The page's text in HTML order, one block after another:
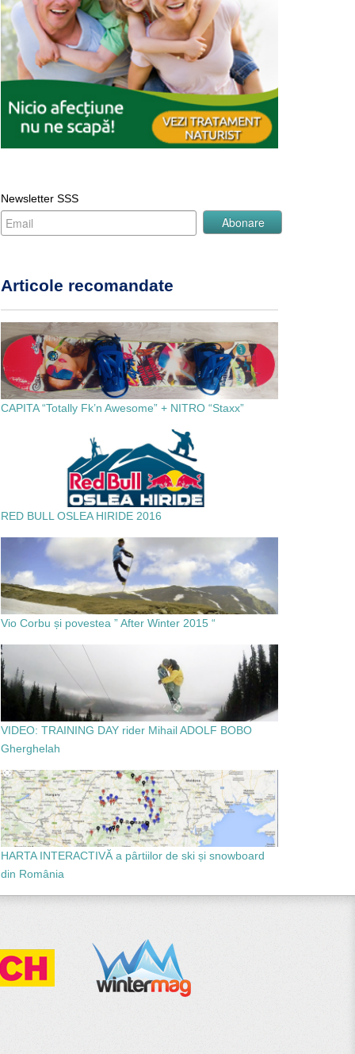
Newsletter SSS
Articole recomandate
CAPITA “Totally Fk’n Awesome” + NITRO “Staxx”
RED BULL OSLEA HIRIDE 2016
Vio Corbu și povestea ” After Winter 2015 “
VIDEO: TRAINING DAY rider Mihail ADOLF BOBO
Gherghelah
HARTA INTERACTIVĂ a pârtiilor de ski și snowboard
din România